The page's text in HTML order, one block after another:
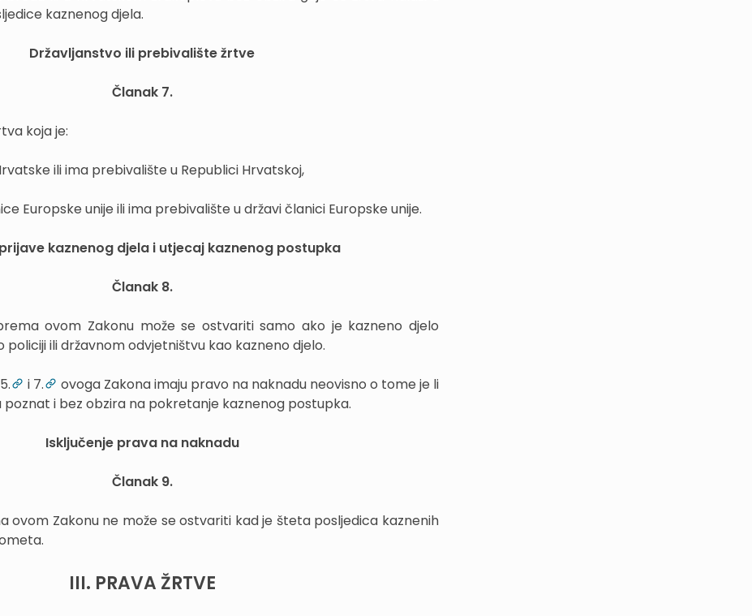
kaznenog djela.
Državljanstvo ili prebivalište žrtve
Članak 7.
koja je:
ili ima prebivalište u Republici Hrvatskoj,
Europske unije ili ima prebivalište u državi članici Europske unije.
kaznenog djela i utjecaj kaznenog postupka
Članak 8.
ovom Zakonu može se ostvariti samo ako je kazneno djelo
ili državnom odvjetništvu kao kazneno djelo.
i 7.
ovoga Zakona imaju pravo na naknadu neovisno o tome je li
i bez obzira na pokretanje kaznenog postupka.
Isključenje prava na naknadu
Članak 9.
ovom Zakonu ne može se ostvariti kad je šteta posljedica kaznenih
III. PRAVA ŽRTVE